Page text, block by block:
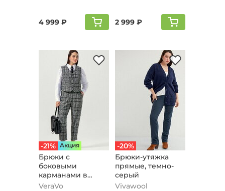
4 999 ₽ 2 999 ₽
-21% Aкция
Брюки с
боковыми
карманами в
клетку, серый
VeraVo
-20%
Брюки-утяжка
прямые, темно-
серый
Vivawool